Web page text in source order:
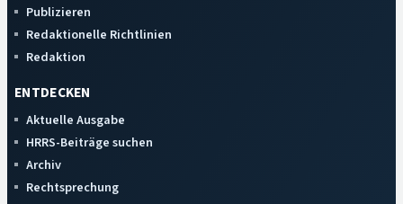
Publizieren
Redaktionelle Richtlinien
Redaktion
ENTDECKEN
Aktuelle Ausgabe
HRRS-Beiträge suchen
Archiv
Rechtsprechung